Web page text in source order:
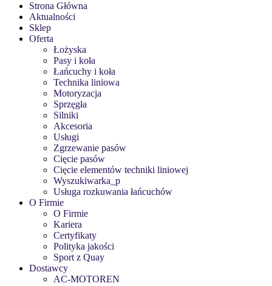
Strona Główna
Aktualności
Sklep
Oferta
Łożyska
Pasy i koła
Łańcuchy i koła
Technika liniowa
Motoryzacja
Sprzęgła
Silniki
Akcesoria
Usługi
Zgrzewanie pasów
Cięcie pasów
Cięcie elementów techniki liniowej
Wyszukiwarka_p
Usługa rozkuwania łańcuchów
O Firmie
O Firmie
Kariera
Certyfikaty
Polityka jakości
Sport z Quay
Dostawcy
AC-MOTOREN